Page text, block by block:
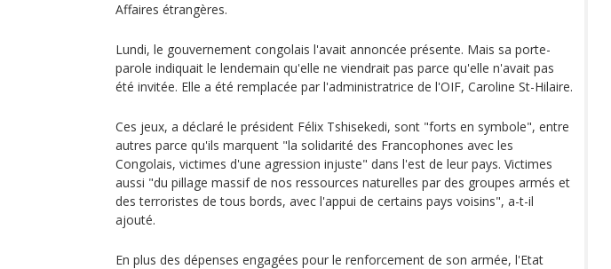
Affaires étrangères.
Lundi, le gouvernement congolais l'avait annoncée présente. Mais sa porte-
parole indiquait le lendemain qu'elle ne viendrait pas parce qu'elle n'avait pas
été invitée. Elle a été remplacée par l'administratrice de l'OIF, Caroline St-Hilaire.
Ces jeux, a déclaré le président Félix Tshisekedi, sont "forts en symbole", entre
autres parce qu'ils marquent "la solidarité des Francophones avec les
Congolais, victimes d'une agression injuste" dans l'est de leur pays. Victimes
aussi "du pillage massif de nos ressources naturelles par des groupes armés et
des terroristes de tous bords, avec l'appui de certains pays voisins", a-t-il
ajouté.
En plus des dépenses engagées pour le renforcement de son armée, l'Etat